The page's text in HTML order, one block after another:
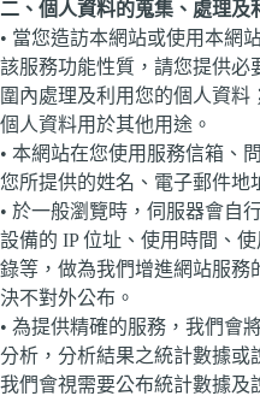
二、個人資料的蒐集、處理及
• 當您造訪本網站或使用本網
該服務功能性質，請您提供必
圍內處理及利用您的個人資
個人資料用於其他用途。
• 本網站在您使用服務信箱、
您所提供的姓名、電子郵件地
• 於一般瀏覽時，伺服器會自
設備的 IP 位址、使用時間、
錄等，做為我們增進網站服務
決不對外公布。
• 為提供精確的服務，我們會
分析，分析結果之統計數據或
我們會視需要公布統計數據及